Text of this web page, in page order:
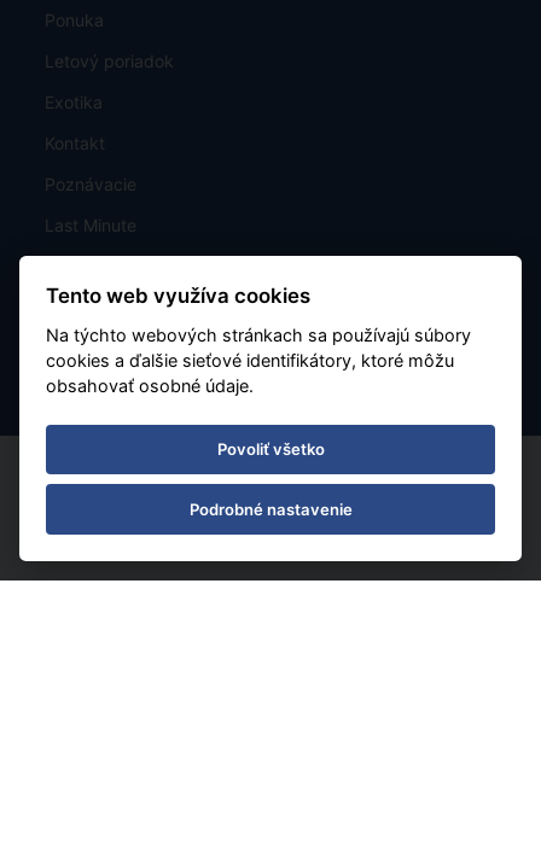
Ponuka
Letový poriadok
Exotika
Kontakt
Poznávacie
Last Minute
Charterové letenky
Nastavenie cookies
Tento web využíva cookies
Na týchto webových stránkach sa používajú súbory
cookies a ďalšie sieťové identifikátory, ktoré môžu
obsahovať osobné údaje.
Povoliť všetko
Podrobné nastavenie